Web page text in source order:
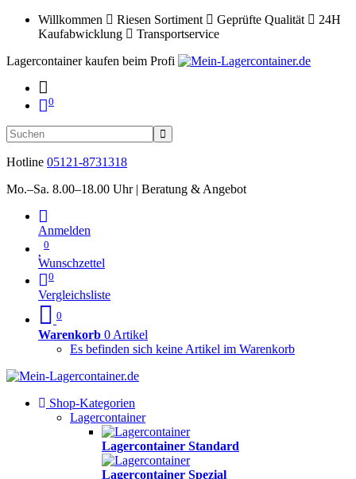
Willkommen Riesen Sortiment Geprüfte Qualität
24H
Kaufabwicklung
Transportservice
Lagercontainer kaufen beim Profi
0
Hotline 05121-8731318
Mo.–Sa. 8.00–18.00 Uhr | Beratung & Angebot
Anmelden
0
Wunschzettel
0
Vergleichsliste
0
Warenkorb 0 Artikel
Es befinden sich keine Artikel im Warenkorb
Shop-Kategorien
Lagercontainer
Lagercontainer Standard
Lagercontainer Spezial